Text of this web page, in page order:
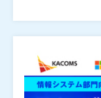
キテクト部 後藤 諭
株式会社ネットワ
※プログラムは、
株式会社ネットワ
株式会社オープン